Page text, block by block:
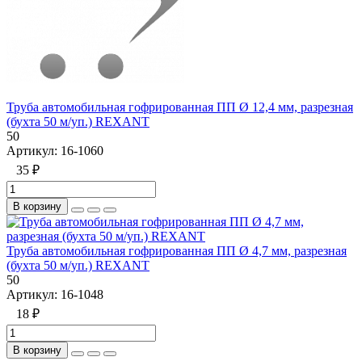
Труба автомобильная гофрированная ПП Ø 12,4 мм, разрезная
(бухта 50 м/уп.) REXANT
50
Артикул: 16-1060
35 ₽
В корзину
Труба автомобильная гофрированная ПП Ø 4,7 мм, разрезная
(бухта 50 м/уп.) REXANT
50
Артикул: 16-1048
18 ₽
В корзину